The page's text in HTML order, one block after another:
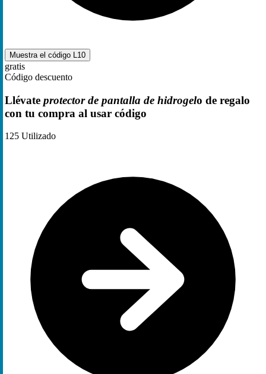
Muestra el código L10
gratis
Código descuento
Llévate protector de pantalla de hidrogelo de regalo
con tu compra al usar código
125 Utilizado